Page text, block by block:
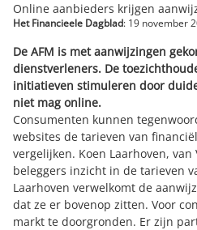
Online aanbieders krijgen
Het Financieele Dagblad: 19 november
De AFM is met aanwijzingen
dienstverleners. De
initiatieven stimuleren door
niet mag online.
Consumenten kunnen
websites de tarieven van
vergelijken. Koen Laarhoven,
beleggers inzicht in de tarieven
Laarhoven verwelkomt de
dat ze er bovenop zitten. Voor
markt te doorgronden. Er zijn